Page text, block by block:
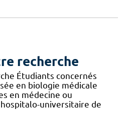
recherche
Étudiants concernés
en biologie médicale
en médecine ou
universitaire de